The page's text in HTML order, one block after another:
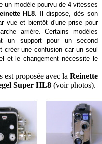
un modèle pourvu de 4 vitesses
HL8 . Il dispose, dès son
vue et bientôt d'une prise pour
arrière. Certains modèles
un support pour un second
créer une confusion car un seul
et le changement nécessite le
proposée avec la Reinette
Super HL8 (voir photos).